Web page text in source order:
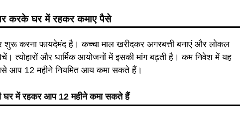
करके घर में रहकर कमाए पैसे
शुरू करना फायदेमंद है। कच्चा माल खरीदकर अगरबत्ती बनाएं और लोकल
त्योहारों और धार्मिक आयोजनों में इसकी मांग बढ़ती है। कम निवेश में यह
आप 12 महीने नियमित आय कमा सकते हैं।
घर में रहकर आप 12 महीने कमा सकते हैं